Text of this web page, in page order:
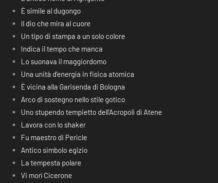
È simile al dugongo
Il dio che mira al cuore
Un tipo di stampa a un solo colore
Indica il tempo che manca
Lo suonava il maggiordomo
Una unità d’energia in fisica atomica
È vicina alla Garisenda di Bologna
Arco di sostegno nello stile gotico
Uno stupendo tempietto dell’Acropoli di Atene
Lavora con lo shaker
Fu maestro di Pericle
Antico simbolo egizio
La tempesta polare
Vi morì Cicerone